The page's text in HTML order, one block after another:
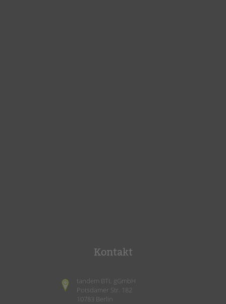
Kontakt
tandem BTL gGmbH
Potsdamer Str. 182
10783 Berlin